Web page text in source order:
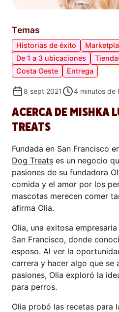
ACERCA DE MISHKA
TREATS
Fundada en San Francisco
Dog Treats es un negocio
pasiones de su fundadora
comida y el amor por los
mascotas merecen comer
afirma Olia.
Olia, una exitosa
San Francisco, donde
esposo. Al ver la
carrera y hacer algo que se
pasiones, Olia exploró la
para perros.
Olia probó las recetas para
Temas
Historias de éxito
De 1 a 3 ubicaciones
Costa Oeste
Entrega
8 sept 2021 4 minutos de